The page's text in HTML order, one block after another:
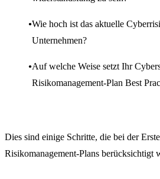
Wie hoch ist das aktuelle
Unternehmen?
Auf welche Weise setzt Ihr
Risikomanagement-Plan Best
Dies sind einige Schritte, die bei der
Risikomanagement-Plans berücksichtigt